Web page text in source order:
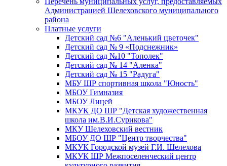
Администрацией Шелеховского муниципального
района
Платные услуги
Детский сад №6 "Аленький цветочек"
Детский сад № 9 «Подснежник»
Детский сад №10 "Тополек"
Детский сад № 14 "Аленка"
Детский сад № 15 "Радуга"
МБУ ШР спортивная школа "Юность"
МБОУ Гимназия
МБОУ Лицей
МКУК ДО ШР "Детская художественная
школа им.В.И.Сурикова"
МКУ Шелеховский вестник
МБОУ ДО ШР "Центр творчества"
МКУК Городской музей Г.И. Шелехова
МКУК ШР Межпоселенческий центр